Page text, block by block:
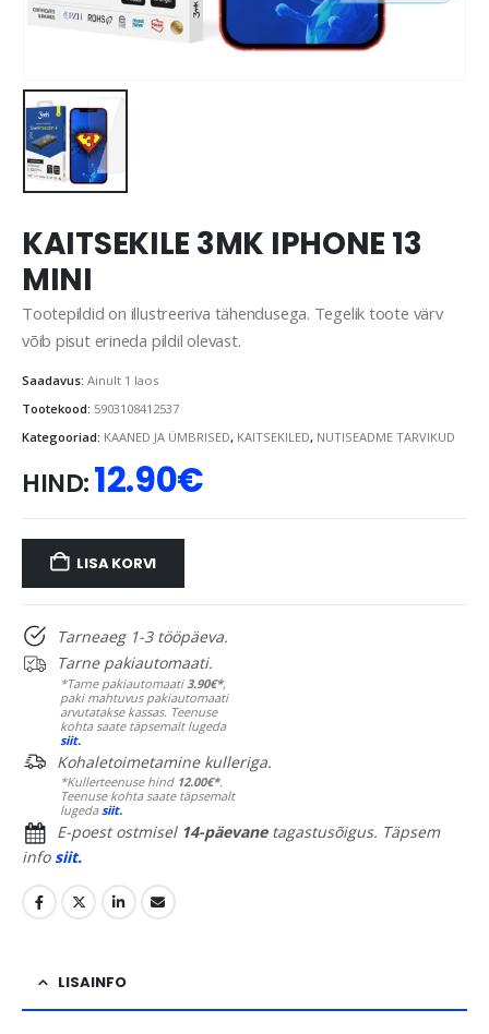
KAITSEKILE 3MK IPHONE 13
MINI
Tootepildid on illustreeriva tähendusega. Tegelik toote värv
võib pisut erineda pildil olevast.
Saadavus: Ainult 1 laos
Tootekood: 5903108412537
Kategooriad: KAANED JA ÜMBRISED, KAITSEKILED, NUTISEADME TARVIKUD
HIND:12.90€
LISA KORVI
Tarneaeg 1-3 tööpäeva.
Tarne pakiautomaati.
*Tarne pakiautomaati 3.90€*,
paki mahtuvus pakiautomaati
arvutatakse kassas. Teenuse
kohta saate täpsemalt lugeda
siit.
Kohaletoimetamine kulleriga.
*Kullerteenuse hind 12.00€*.
Teenuse kohta saate täpsemalt
lugedasiit.
E-poest ostmisel 14-päevanetagastusõigus. Täpsem
infosiit.
LISAINFO